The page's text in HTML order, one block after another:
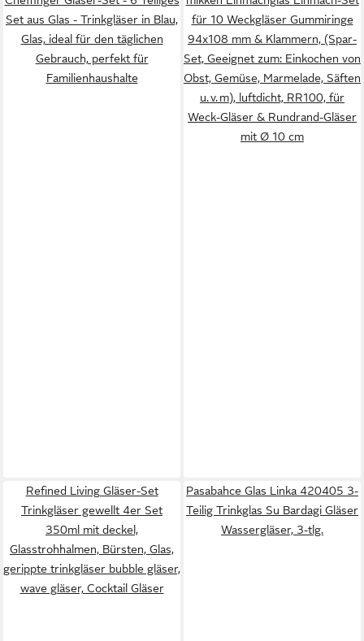
Set aus Glas - Trinkgläser in Blau,
Glas, ideal für den täglichen
Gebrauch, perfekt für
Familienhaushalte
für 10 Weckgläser Gummiringe
94x108 mm & Klammern, (Spar-
Set, Geeignet zum: Einkochen von
Obst, Gemüse, Marmelade, Säften
u. v. m), luftdicht, RR100, für
Weck-Gläser & Rundrand-Gläser
mit Ø 10 cm
Refined Living Gläser-Set
Trinkgläser gewellt 4er Set
350ml mit deckel,
Glasstrohhalmen, Bürsten, Glas,
gerippte trinkgläser bubble gläser,
wave gläser, Cocktail Gläser
Pasabahce Glas Linka 420405 3-
Teilig Trinkglas Su Bardagi Gläser
Wassergläser, 3-tlg.